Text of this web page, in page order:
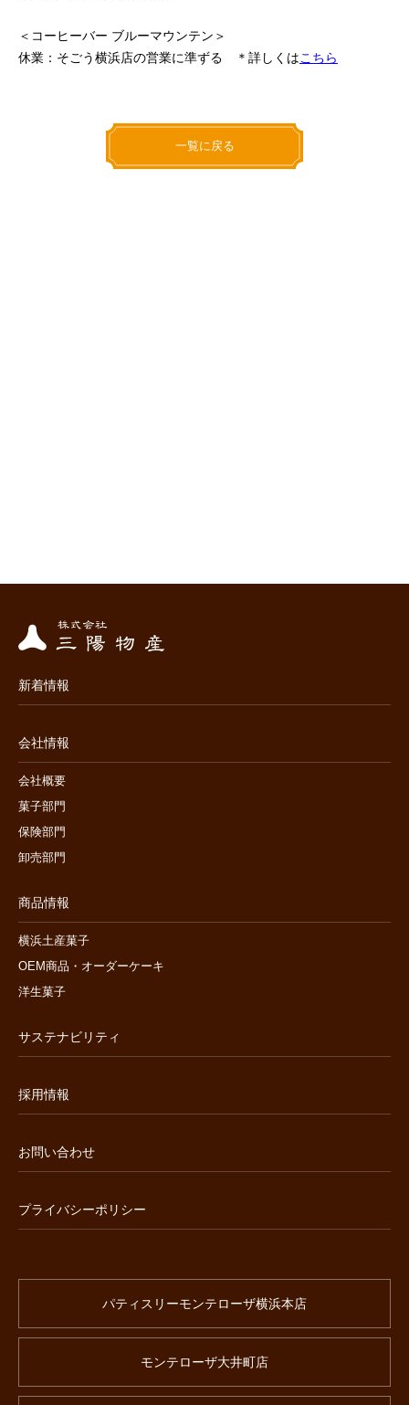
＜コーヒーバー ブルーマウンテン＞
休業：そごう横浜店の営業に準ずる ＊詳しくはこちら
一覧に戻る
新着情報
会社情報
会社概要
菓子部門
保険部門
卸売部門
商品情報
横浜土産菓子
OEM商品・オーダーケーキ
洋生菓子
サステナビリティ
採用情報
お問い合わせ
プライバシーポリシー
パティスリーモンテローザ横浜本店
モンテローザ大井町店